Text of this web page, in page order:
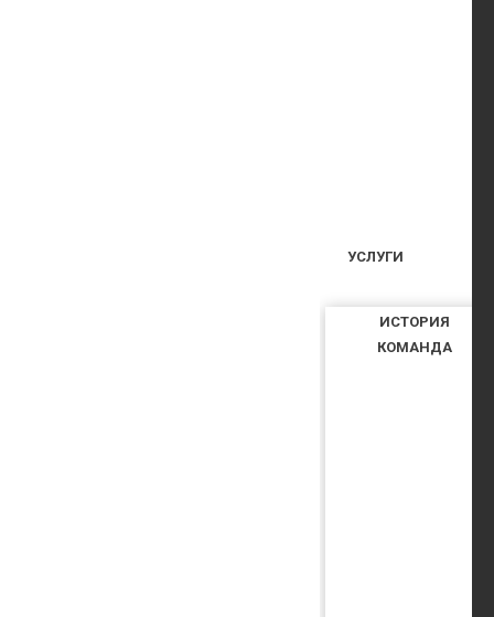
ИСТОРИЯ
КОМАНДА
УСЛУГИ